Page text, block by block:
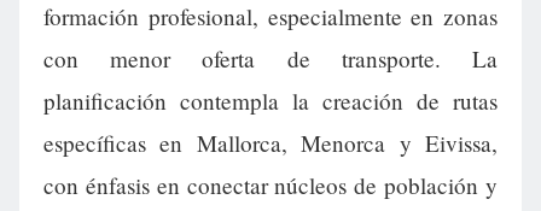
formación profesional, especialmente en zonas
con menor oferta de transporte. La
planificación contempla la creación de rutas
específicas en Mallorca, Menorca y Eivissa,
con énfasis en conectar núcleos de población y